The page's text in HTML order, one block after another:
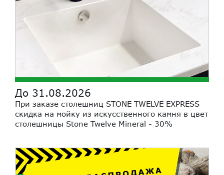
До 31.08.2026
При заказе столешниц STONE TWELVE EXPRESS
скидка на мойку из искусственного камня в цвет
столешницы Stone Twelve Mineral - 30%